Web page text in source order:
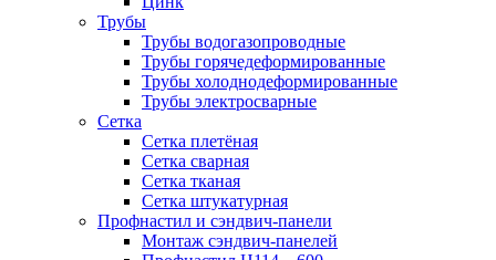
Трубы
Трубы водогазопроводные
Трубы горячедеформированные
Трубы холоднодеформированные
Трубы электросварные
Сетка
Сетка плетёная
Сетка сварная
Сетка тканая
Сетка штукатурная
Профнастил и сэндвич-панели
Монтаж сэндвич-панелей